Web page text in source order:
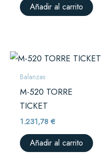
Añadir al carrito
Balanzas
M-520 TORRE
TICKET
1.231,78€
Añadir al carrito